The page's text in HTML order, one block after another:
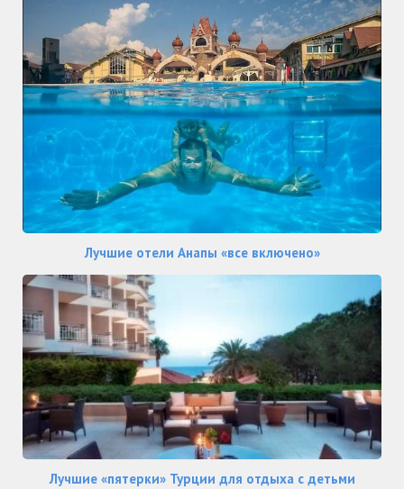
Лучшие отели Анапы «все включено»
Лучшие «пятерки» Турции для отдыха с детьми